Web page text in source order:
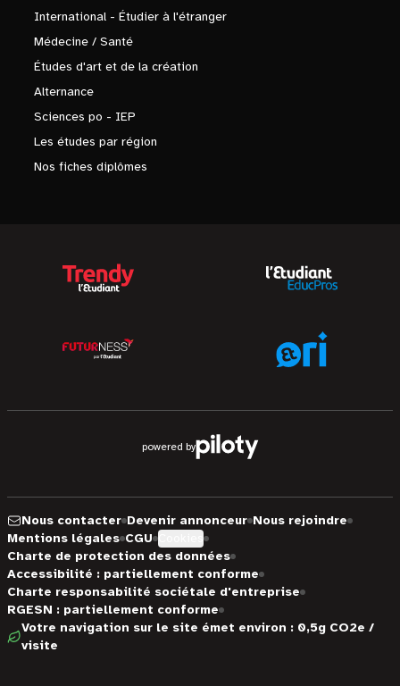
International - Étudier à l'étranger
Médecine / Santé
Études d'art et de la création
Alternance
Sciences po - IEP
Les études par région
Nos fiches diplômes
powered by
Nous contacter Devenir annonceur Nous rejoindre
Mentions légales CGU
Charte de protection des données
Accessibilité : partiellement conforme
Charte responsabilité sociétale d'entreprise
RGESN : partiellement conforme
Votre navigation sur le site émet environ : 0,5g CO2e /
visite